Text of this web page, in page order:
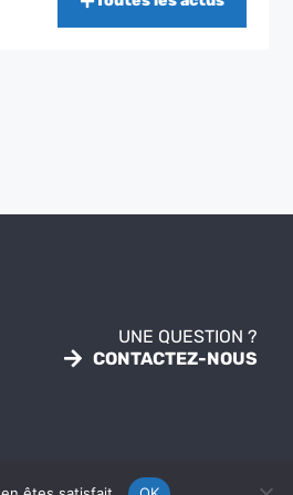
UNE QUESTION ?
CONTACTEZ-NOUS